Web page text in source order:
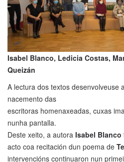
Isabel Blanco, Ledicia Costas,
Queizán
A lectura dos textos desenvolveuse
nacemento das
escritoras homenaxeadas, cuxas
nunha pantalla.
Deste xeito, a autora Isabel Blanco
acto coa recitación dun poema de
intervencións continuaron nun